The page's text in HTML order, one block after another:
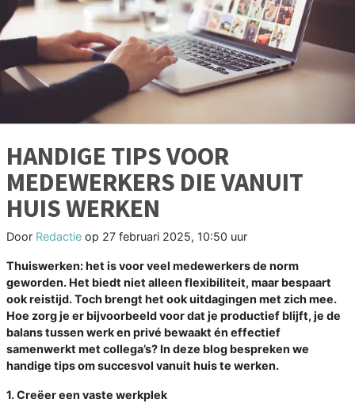
HANDIGE TIPS VOOR
MEDEWERKERS DIE VANUIT
HUIS WERKEN
Door Redactie op 27 februari 2025, 10:50 uur
Thuiswerken: het is voor veel medewerkers de norm
geworden. Het biedt niet alleen flexibiliteit, maar bespaart
ook reistijd. Toch brengt het ook uitdagingen met zich mee.
Hoe zorg je er bijvoorbeeld voor dat je productief blijft, je de
balans tussen werk en privé bewaakt én effectief
samenwerkt met collega’s? In deze blog bespreken we
handige tips om succesvol vanuit huis te werken.
1. Creëer een vaste werkplek